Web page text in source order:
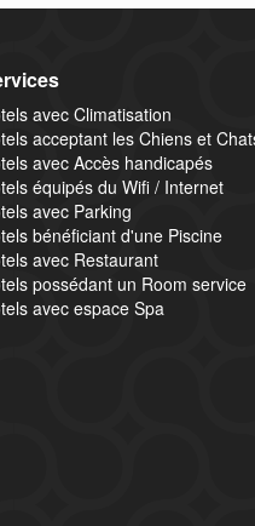
avec Climatisation
acceptant les Chiens et
avec Accès handicapés
équipés du Wifi / Internet
avec Parking
bénéficiant d'une Piscine
avec Restaurant
possédant un Room service
avec espace Spa